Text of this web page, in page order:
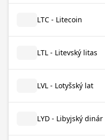
LTC - Litecoin
LTL - Litevský litas
LVL - Lotyšský lat
LYD - Libyjský dinár